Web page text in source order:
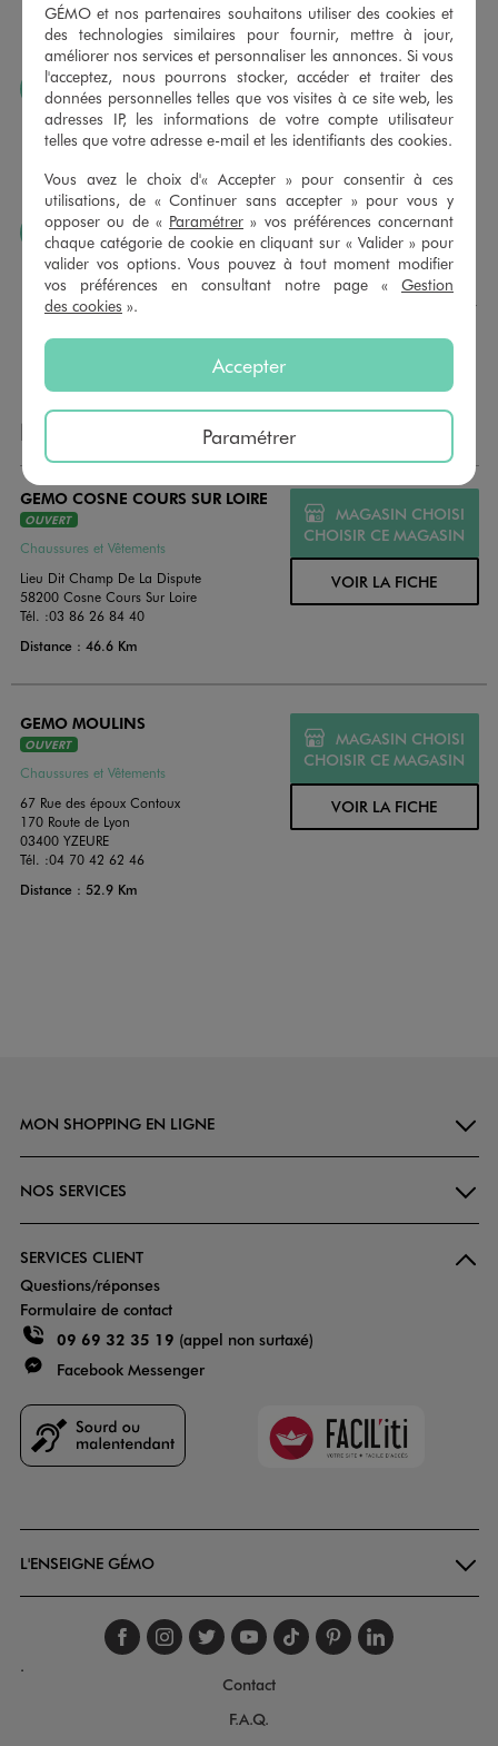
sous 30 jours, sur simple présentation du ticket de caisse,
dans tous les magasins GÉMO.
JE PEUX FAIRE RETOUCHER MES ARTICLES
Ourlets, ceintures… vous avez la possibilité de faire
retoucher vos articles textiles dans nos magasins. Les tarifs
conditions en magasins.
J’AIME FAIRE PLAISIR
Nous vous proposons des cartes cadeaux GÉMO d’un
montant au choix entre 10€ et 150€. Les cartes cadeau
GÉMO sont valables 1 an, utilisables en plusieurs fois, pour
NOS AUTRES MAGASINS
GEMO COSNE COURS SUR LOIRE
OUVERT
Chaussures et Vêtements
Lieu Dit Champ De La Dispute
58200 Cosne Cours Sur Loire
Tél. :03 86 26 84 40
Distance : 46.6 Km
MAGASIN CHOISI
CHOISIR CE MAGASIN
VOIR LA FICHE
GEMO MOULINS
OUVERT
Chaussures et Vêtements
67 Rue des époux Contoux
170 Route de Lyon
03400 YZEURE
Tél. :04 70 42 62 46
Distance : 52.9 Km
MAGASIN CHOISI
CHOISIR CE MAGASIN
VOIR LA FICHE
MON SHOPPING EN LIGNE
NOS SERVICES
SERVICES CLIENT
Questions/réponses
Formulaire de contact
09 69 32 35 19 (appel non surtaxé)
Facebook Messenger
Faciliti
L'ENSEIGNE GÉMO
Suivez-nous sur
Suivez-nous sur
Suivez-nous sur
Suivez-nous
Suivez-nous
Suivez-
.
Contact
F.A.Q.
GÉMO et nos partenaires souhaitons utiliser des cookies et
des technologies similaires pour fournir, mettre à jour,
améliorer nos services et personnaliser les annonces. Si vous
l'acceptez, nous pourrons stocker, accéder et traiter des
données personnelles telles que vos visites à ce site web, les
adresses IP, les informations de votre compte utilisateur
telles que votre adresse e-mail et les identifiants des cookies.
Vous avez le choix d'« Accepter » pour consentir à ces
utilisations, de « Continuer sans accepter » pour vous y
opposer ou de « Paramétrer » vos préférences concernant
chaque catégorie de cookie en cliquant sur « Valider » pour
valider vos options. Vous pouvez à tout moment modifier
vos préférences en consultant notre page « Gestion
des cookies ».
Accepter
Paramétrer